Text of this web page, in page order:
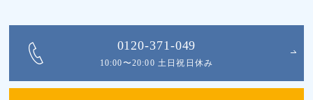
0120-371-049
10:00〜20:00 土日祝日休み